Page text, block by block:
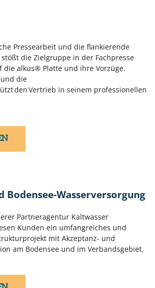
Pressearbeit und die flankierende
die Zielgruppe in der Fachpresse
die alkus® Platte und ihre Vorzüge.
die
den Vertrieb in seinem professionellen
Bodensee-Wasserversorgung
Partneragentur Kaltwasser
Kunden ein umfangreiches und
mit Akzeptanz- und
am Bodensee und im Verbandsgebiet.